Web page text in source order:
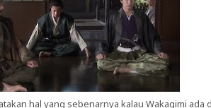
hal yang sebenarnya kalau Wakagimi ada